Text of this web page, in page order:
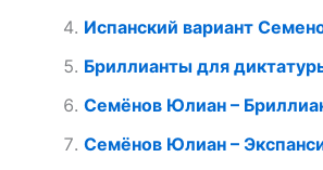
Испанский вариант
Бриллианты для
Семёнов Юлиан –
Семёнов Юлиан –